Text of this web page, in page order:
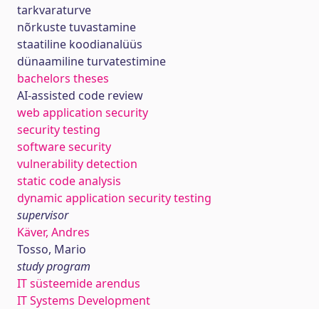
tarkvaraturve
nõrkuste tuvastamine
staatiline koodianalüüs
dünaamiline turvatestimine
bachelors theses
AI-assisted code review
web application security
security testing
software security
vulnerability detection
static code analysis
dynamic application security testing
supervisor
Käver, Andres
Tosso, Mario
study program
IT süsteemide arendus
IT Systems Development